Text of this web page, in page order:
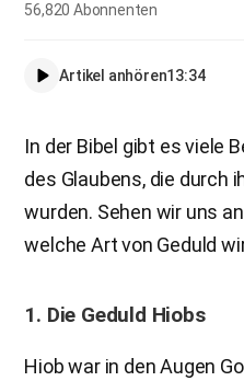
56,820Abonnenten
Artikel anhören13:34
In der Bibel gibt es viele
des Glaubens, die durch
wurden. Sehen wir uns
welche Art von Geduld
1. Die Geduld Hiobs
Hiob war in den Augen